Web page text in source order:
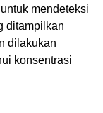
mendeteksi
ditampilkan
dilakukan
konsentrasi